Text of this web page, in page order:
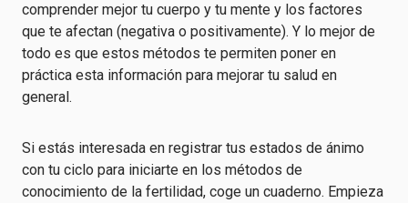
comprender mejor tu cuerpo y tu mente y los factores
que te afectan (negativa o positivamente). Y lo mejor de
todo es que estos métodos te permiten poner en
práctica esta información para mejorar tu salud en
general.
Si estás interesada en registrar tus estados de ánimo
con tu ciclo para iniciarte en los métodos de
conocimiento de la fertilidad, coge un cuaderno. Empieza